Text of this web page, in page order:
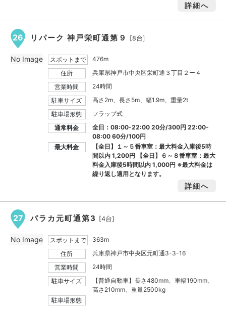
詳細へ
26 リパーク 神戸栄町通第９ [8台]
スポットまで
476m
住所
兵庫県神戸市中央区栄町通３丁目２ー４
営業時間
24時間
駐車サイズ
高さ2m、長さ5m、幅1.9m、重量2t
駐車場形態
フラップ式
通常料金
全日：08:00-22:00 20分/300円 22:00-
08:00 60分/100円
最大料金
【全日】１～５番車室：最大料金入庫後5時
間以内1,200円
【全日】６～８番車室：最大
料金入庫後5時間以内1,000円 ※最大料金は
繰り返し適用となります。
詳細へ
No Image
27 パラカ元町通第3 [4台]
スポットまで
363m
住所
兵庫県神戸市中央区元町通3-3-16
営業時間
24時間
駐車サイズ
【普通自動車】長さ480mm、車幅190mm、
高さ210mm、重量2500kg
駐車場形態
No Image